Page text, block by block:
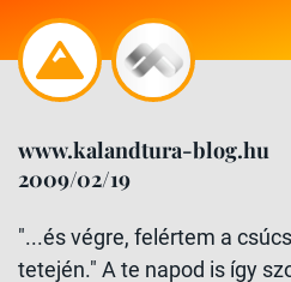
www.kalandtura-blog.hu
2009/02/19
"...és végre, felértem a
tetején." A te napod is így